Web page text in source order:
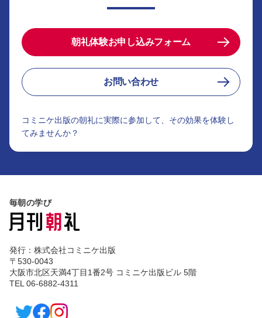
朝礼体験お申し込みフォーム
お問い合わせ
コミニケ出版の朝礼に実際に参加して、その効果を体験し
てみませんか？
毎朝の学び
発行：株式会社コミニケ出版
〒530-0043
大阪市北区天満4丁目1番2号 コミニケ出版ビル 5階
TEL 06-6882-4311